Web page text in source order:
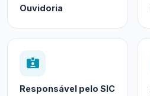
Ouvidoria
Responsável pelo SIC